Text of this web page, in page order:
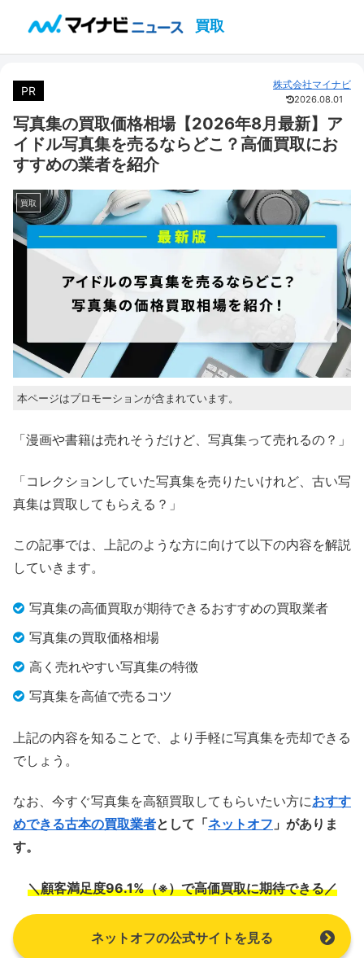
買取
PR 株式会社マイナビ
2026.08.01
写真集の買取価格相場【2026年8月最新】ア
イドル写真集を売るならどこ？高価買取にお
すすめの業者を紹介
買取
本ページはプロモーションが含まれています。
「漫画や書籍は売れそうだけど、写真集って売れるの？」
「コレクションしていた写真集を売りたいけれど、古い写
真集は買取してもらえる？」
この記事では、上記のような方に向けて以下の内容を解説
していきます。
写真集の高価買取が期待できるおすすめの買取業者
写真集の買取価格相場
高く売れやすい写真集の特徴
写真集を高値で売るコツ
上記の内容を知ることで、より手軽に写真集を売却できる
でしょう。
なお、今すぐ写真集を高額買取してもらいたい方におすす
めできる古本の買取業者として「ネットオフ 」がありま
す。
＼顧客満足度96.1%（※）で高価買取に期待できる／
ネットオフの公式サイトを見る